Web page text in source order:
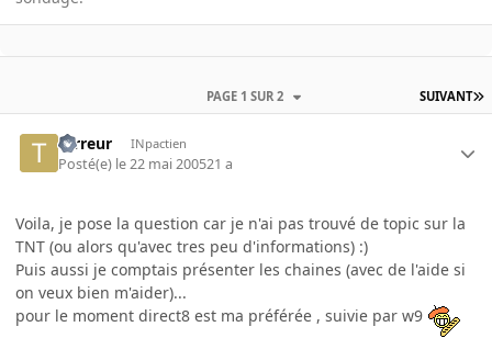
SUIVANT
PAGE 1 SUR 2
terreur INpactien
Posté(e) le 22 mai 200521 a
Voila, je pose la question car je n'ai pas trouvé de topic sur la
TNT (ou alors qu'avec tres peu d'informations) :)
Puis aussi je comptais présenter les chaines (avec de l'aide si
on veux bien m'aider)...
pour le moment direct8 est ma préférée , suivie par w9